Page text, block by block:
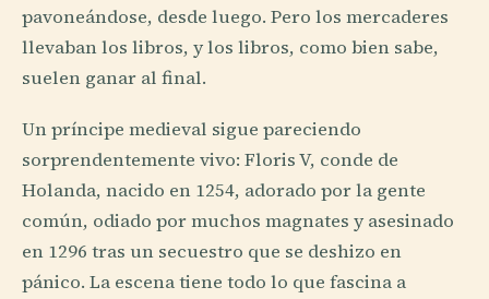
pavoneándose, desde luego. Pero los mercaderes
llevaban los libros, y los libros, como bien sabe,
suelen ganar al final.
Un príncipe medieval sigue pareciendo
sorprendentemente vivo: Floris V, conde de
Holanda, nacido en 1254, adorado por la gente
común, odiado por muchos magnates y asesinado
en 1296 tras un secuestro que se deshizo en
pánico. La escena tiene todo lo que fascina a